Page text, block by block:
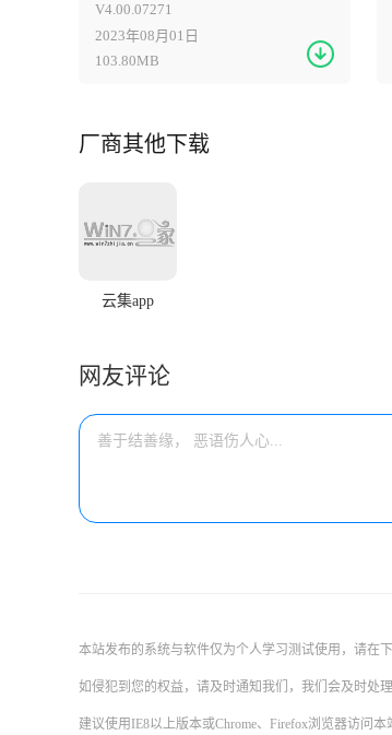
103.80MB
V4.00.07271
2023年08月01日
厂商其他下载
云集app
网友评论
本站发布的系统与软件仅为个人学习测试使用，请在
如侵犯到您的权益，请及时通知我们，我们会及时处理
建议使用IE8以上版本或Chrome、Firefox浏览器访问